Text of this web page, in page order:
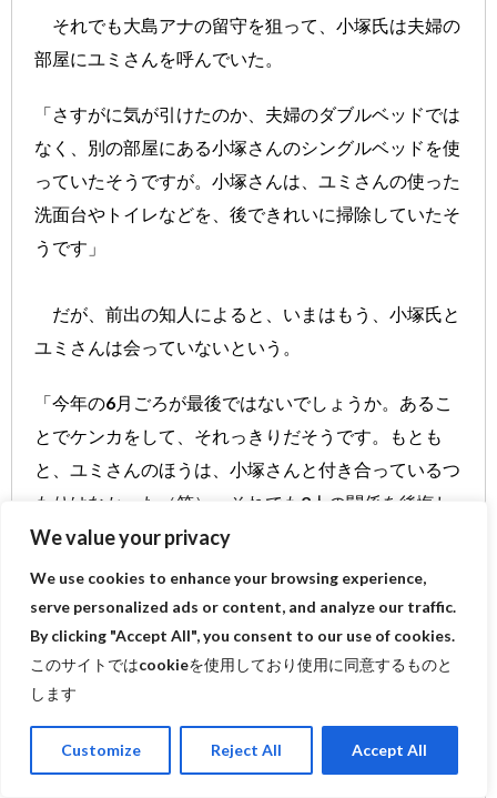
We value your privacy
We use cookies to enhance your browsing experience,
serve personalized ads or content, and analyze our traffic.
By clicking "Accept All", you consent to our use of cookies.
このサイトではcookieを使用しており使用に同意するものと
します
Customize Reject All Accept All
それでも大島アナの留守を狙って、小塚氏は夫婦の
部屋にユミさんを呼んでいた。
「さすがに気が引けたのか、夫婦のダブルベッドでは
なく、別の部屋にある小塚さんのシングルベッドを使
っていたそうですが。小塚さんは、ユミさんの使った
洗面台やトイレなどを、後できれいに掃除していたそ
うです」
だが、前出の知人によると、いまはもう、小塚氏と
ユミさんは会っていないという。
「今年の6月ごろが最後ではないでしょうか。あるこ
とでケンカをして、それっきりだそうです。もとも
と、ユミさんのほうは、小塚さんと付き合っているつ
もりはなかった（笑）。それでも2人の関係を後悔し
ていたようでした。小塚さんのほうは、懲りてないで
しょうね」
小塚氏に連絡し、この件についてメールで回答を求
めたが、返信はなかった。12月15日、東京・二子玉
川で行われたスケートイベントに出演を終えた小塚氏
に声をかけたが、記者の呼びかけには一切応じず立ち
去った。